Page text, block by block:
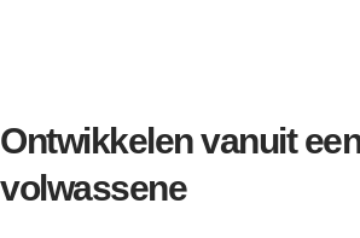
Ontwikkelen vanuit
volwassene